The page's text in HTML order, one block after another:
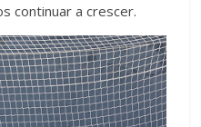
continuar a crescer.